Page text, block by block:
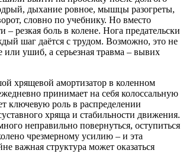
дыхание ровное, мышцы разогреты,
словно по учебнику. Но вместо
– резкая боль в колене. Нога предательски
шаг даётся с трудом. Возможно, это не
или ушиб, а серьезная травма – вывих
хрящевой амортизатор в коленном
принимает на себя колоссальную
ключевую роль в распределении
хряща и стабильности движения.
неправильно повернуться, оступиться
чрезмерному усилию – и эта
важная структура может оказаться